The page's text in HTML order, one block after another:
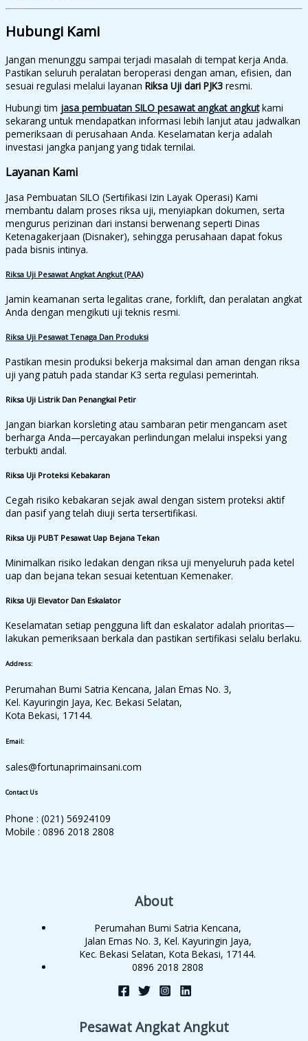
Hubungi Kami
Jangan menunggu sampai terjadi masalah di tempat kerja Anda.
Pastikan seluruh peralatan beroperasi dengan aman, efisien, dan
sesuai regulasi melalui layanan Riksa Uji dari PJK3 resmi.
Hubungi tim jasa pembuatan SILO pesawat angkat angkutkami
sekarang untuk mendapatkan informasi lebih lanjut atau jadwalkan
pemeriksaan di perusahaan Anda. Keselamatan kerja adalah
investasi jangka panjang yang tidak ternilai.
Layanan Kami
Jasa Pembuatan SILO (Sertifikasi Izin Layak Operasi) Kami
membantu dalam proses riksa uji, menyiapkan dokumen, serta
mengurus perizinan dari instansi berwenang seperti Dinas
Ketenagakerjaan (Disnaker), sehingga perusahaan dapat fokus
pada bisnis intinya.
Riksa Uji Pesawat Angkat Angkut (PAA)
Jamin keamanan serta legalitas crane, forklift, dan peralatan angkat
Anda dengan mengikuti uji teknis resmi.
Riksa Uji Pesawat Tenaga Dan Produksi
Pastikan mesin produksi bekerja maksimal dan aman dengan riksa
uji yang patuh pada standar K3 serta regulasi pemerintah.
Riksa Uji Listrik Dan Penangkal Petir
Jangan biarkan korsleting atau sambaran petir mengancam aset
berharga Anda—percayakan perlindungan melalui inspeksi yang
terbukti andal.
Riksa Uji Proteksi Kebakaran
Cegah risiko kebakaran sejak awal dengan sistem proteksi aktif
dan pasif yang telah diuji serta tersertifikasi.
Riksa Uji PUBT Pesawat Uap Bejana Tekan
Minimalkan risiko ledakan dengan riksa uji menyeluruh pada ketel
uap dan bejana tekan sesuai ketentuan Kemenaker.
Riksa Uji Elevator Dan Eskalator
Keselamatan setiap pengguna lift dan eskalator adalah prioritas—
lakukan pemeriksaan berkala dan pastikan sertifikasi selalu berlaku.
Address:
Perumahan Bumi Satria Kencana, Jalan Emas No. 3,
Kel. Kayuringin Jaya, Kec. Bekasi Selatan,
Kota Bekasi, 17144.
Email:
sales@fortunaprimainsani.com
Contact Us
Phone : (021) 56924109
Mobile : 0896 2018 2808
About
Perumahan Bumi Satria Kencana,
Jalan Emas No. 3, Kel. Kayuringin Jaya,
Kec. Bekasi Selatan, Kota Bekasi, 17144.
0896 2018 2808
Pesawat Angkat Angkut